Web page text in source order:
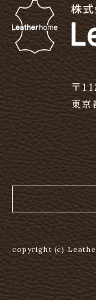
〒
東
copyright (c)